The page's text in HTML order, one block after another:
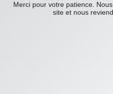
Merci pour votre patience.
site et nous